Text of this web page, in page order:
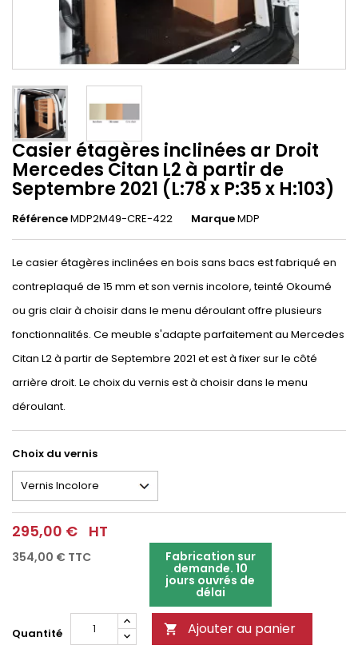
Casier étagères inclinées ar Droit
Mercedes Citan L2 à partir de
Septembre 2021 (L:78 x P:35 x H:103)
RéférenceMDP2M49-CRE-422 MarqueMDP
Le casier étagères inclinées en bois sans bacs est fabriqué en
contreplaqué de 15 mm et son vernis incolore, teinté Okoumé
ou gris clair à choisir dans le menu déroulant offre plusieurs
fonctionnalités. Ce meuble s'adapte parfaitement au Mercedes
Citan L2 à partir de Septembre 2021 et est à fixer sur le côté
arrière droit. Le choix du vernis est à choisir dans le menu
déroulant.
Choix du vernis
295,00 € HT
354,00 € TTC Fabrication sur
demande. 10
jours ouvrés de
délai
Quantité  Ajouter au panier